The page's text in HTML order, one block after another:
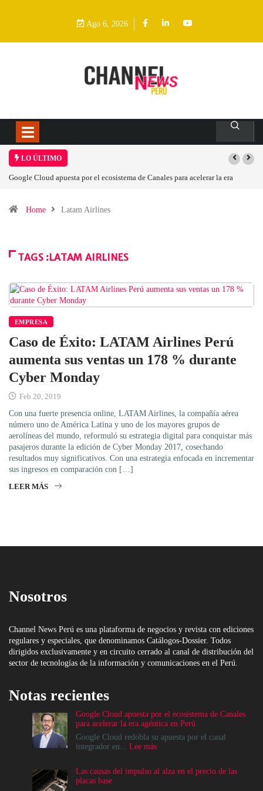
Ago 6, 2026
LO ÚLTIMO
Google Cloud apuesta por el ecosistema de Canales para acelerar la era
Home
Latam Airlines
TAGS :LATAM AIRLINES
EMPRESA
Caso de Éxito: LATAM Airlines Perú
aumenta sus ventas un 178 % durante
Cyber Monday
Feb 20, 2019
Con una fuerte presencia online, LATAM Airlines, la compañía aérea
número uno de América Latina y uno de los mayores grupos de
aerolíneas del mundo, reformuló su estrategia digital para conquistar más
pasajeros durante la edición de Cyber Monday 2017, cosechando
resultados muy significativos. Con una estrategia enfocada en incrementar
sus ingresos en comparación con […]
LEER MÁS
Nosotros
Channel News Perú es una plataforma de negocios y revista con ediciones
regulares y especiales, que denominamos Catálogos-Dossier. Todos
dirigidos exclusivamente y en circuito cerrado al canal de distribución del
sector de tecnologías de la información y comunicaciones en el Perú.
Notas recientes
Google Cloud apuesta por el ecosistema de Canales
para acelerar la era agéntica en Perú
Google Cloud redobla su apuesta por el canal
integrador en... Lee más:
apuesta
Las causas del impulso al alza en el precio de las
placas base